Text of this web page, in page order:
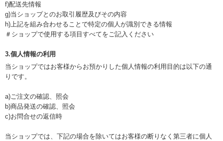
f)配送先情報
g)当ショップとのお取引履歴及びその内容
h)上記を組み合わせることで特定の個人が識別できる情報
＃ショップで使用する項目すべてをご記入ください
3.個人情報の利用
当ショップではお客様からお預かりした個人情報の利用目的は以下の通
りです。
a)ご注文の確認、照会
b)商品発送の確認、照会
c)お問合せの返信時
当ショップでは、下記の場合を除いてはお客様の断りなく第三者に個人